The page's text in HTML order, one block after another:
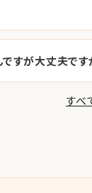
すが大丈夫です
すべ